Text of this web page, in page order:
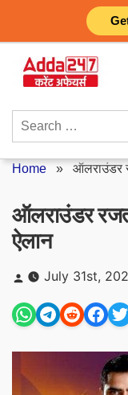
content
Search
Home » ऑलराउंडर
ऑलराउंडर रजत
ऐलान
Posted
by
July 31st,